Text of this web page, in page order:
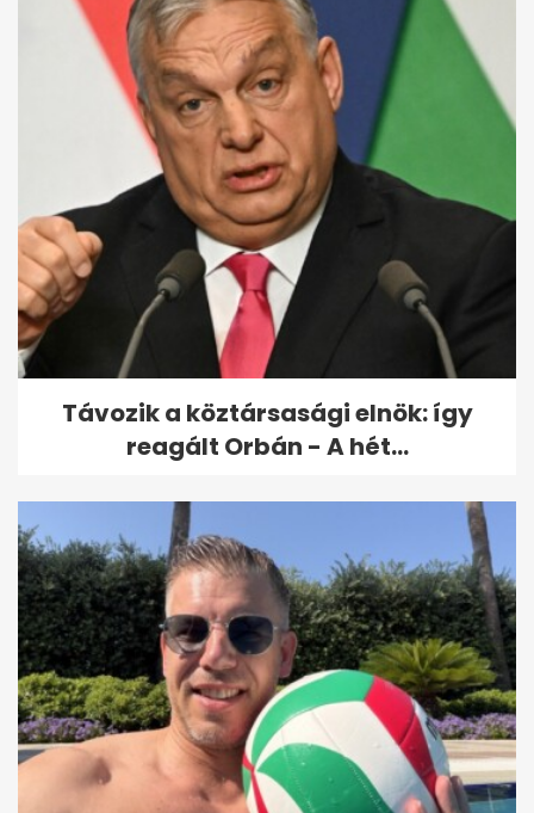
Példa nélküli, amit Ferenc
pápa karácsony második
napján tett
Távozik a köztársasági elnök: így
reagált Orbán - A hét...